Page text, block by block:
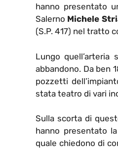
hanno presentato
Salerno Michele
(S.P. 417) nel tratto
Lungo
abbandono. Da ben
pozzetti
stata teatro di vari
Sulla scorta di
hanno presentato
quale chiedono di